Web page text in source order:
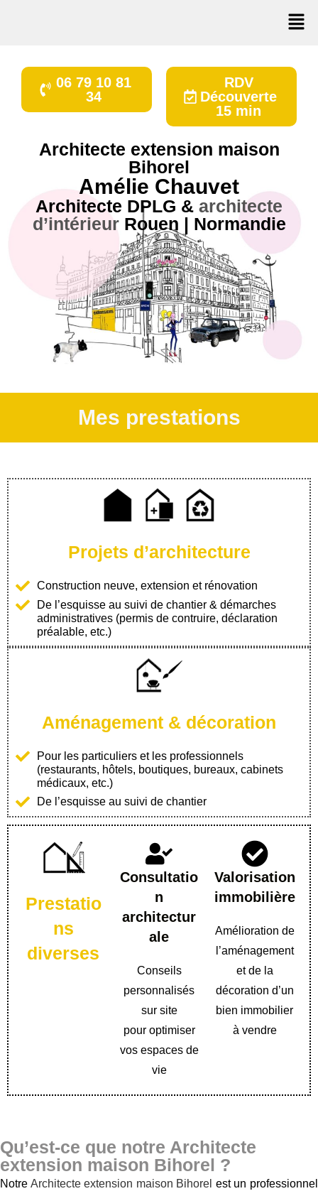
06 79 10 81
34
RDV
Découverte
15 min
Architecte extension maison
Bihorel
Amélie Chauvet
Architecte DPLG & architecte
d’intérieurRouen | Normandie
Mes prestations
Projets d’architecture
Construction neuve, extension et rénovation
De l’esquisse au suivi de chantier & démarches
administratives (permis de contruire, déclaration
préalable, etc.)
Aménagement & décoration
Pour les particuliers et les professionnels
(restaurants, hôtels, boutiques, bureaux, cabinets
médicaux, etc.)
De l’esquisse au suivi de chantier
Prestatio
ns
diverses
Consultatio
n
architectur
ale
Conseils
personnalisés
sur site
pour optimiser
vos espaces de
vie
Valorisation
immobilière
Amélioration de
l’aménagement
et de la
décoration d’un
bien immobilier
à vendre
Qu’est-ce que notre Architecte
extension maison Bihorel ?
Notre Architecte extension maison Bihorel est un professionnel